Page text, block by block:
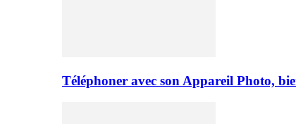
Téléphoner avec son Appareil Photo,